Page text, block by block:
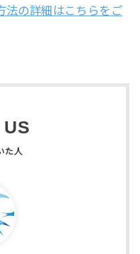
法の詳細はこちらをご